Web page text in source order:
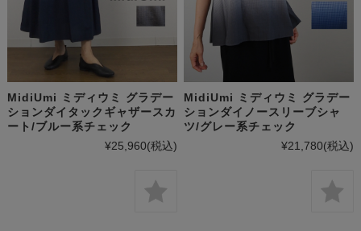
MidiUmi ミディウミ グラデー
ションダイタックギャザースカ
ート/ブルー系チェック
¥25,960(税込)
MidiUmi ミディウミ グラデー
ションダイノースリーブシャ
ツ/グレー系チェック
¥21,780(税込)